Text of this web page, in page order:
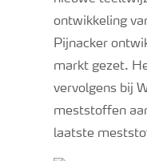
ontwikkeling
Pijnacker
markt gezet.
vervolgens bij
meststoffen
laatste